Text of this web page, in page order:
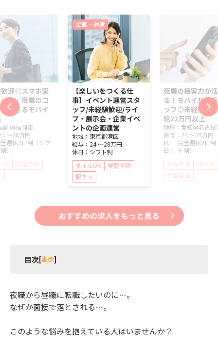
迎◎スマホ受
フ／夜職のコ
活きるモバイ
岡県福岡市
～28万円
週休2日制（シフ
）
学歴不問
企画・運営
【楽しいをつくる仕
事】イベント運営スタ
ッフ/未経験歓迎/ライ
ブ・展示会・企業イベ
ントの企画運営
地域： 東京都港区
給与： 24 ～28万円
休日： シフト制
ネイルOK
学歴不問
駅チカ
夜職の接客力が
る！モバイル販
ッフ◎未経験歓
給22万円以上
地域： 愛知県名古屋
給与： 24 ～29万円
休
日：
完全週休2日制
ト制）
学歴不問
駅チカ
髪型自由
おすすめの求人をもっと見る
目次[表示]
は？
2 夜職から昼職への転職！面接の自己紹介で伝える
2.1 【夜職から昼職への転職！面接の自己紹介で
夜職から昼職に転職したいのに…。
なぜか面接で落とされる…。
このような悩みを抱えている人はいませんか？